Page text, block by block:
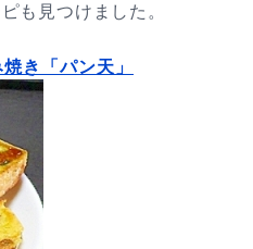
も見つけました。
き「パン天」